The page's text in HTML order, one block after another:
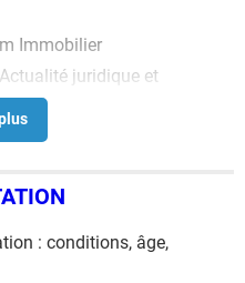
Immobilier
juridique et
: conditions, âge,